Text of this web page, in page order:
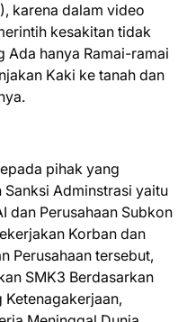
karena dalam video
kesakitan tidak
hanya Ramai-ramai
Kaki ke tanah dan
pihak yang
Adminstrasi yaitu
dan Perusahaan Subkon
Korban dan
Perusahaan tersebut,
SMK3 Berdasarkan
Ketenagakerjaan,